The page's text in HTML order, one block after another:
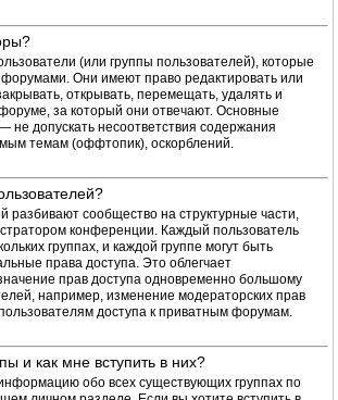
(или группы пользователей), которые
Они имеют право редактировать или
открывать, перемещать, удалять и
за который они отвечают. Основные
не допускать несоответствия содержания
темам (оффтопик), оскорблений.
разбивают сообщество на структурные части,
конференции. Каждый пользователь
группах, и каждой группе могут быть
права доступа. Это облегчает
прав доступа одновременно большому
например, изменение модераторских прав
доступа к приватным форумам.
и как мне вступить в них?
обо всех существующих группах по